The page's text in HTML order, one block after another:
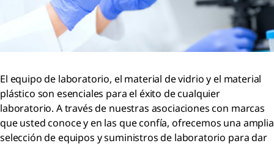
El equipo de laboratorio, el material de vidrio y el material
plástico son esenciales para el éxito de cualquier
laboratorio. A través de nuestras asociaciones con marcas
que usted conoce y en las que confía, ofrecemos una amplia
selección de equipos y suministros de laboratorio para dar